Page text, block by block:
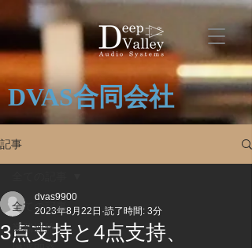
DVAS合同会社
記事
全ての記事
業務連絡
3点支持と4点支持、
dvas9900
2023年8月22日 読了時間: 3分